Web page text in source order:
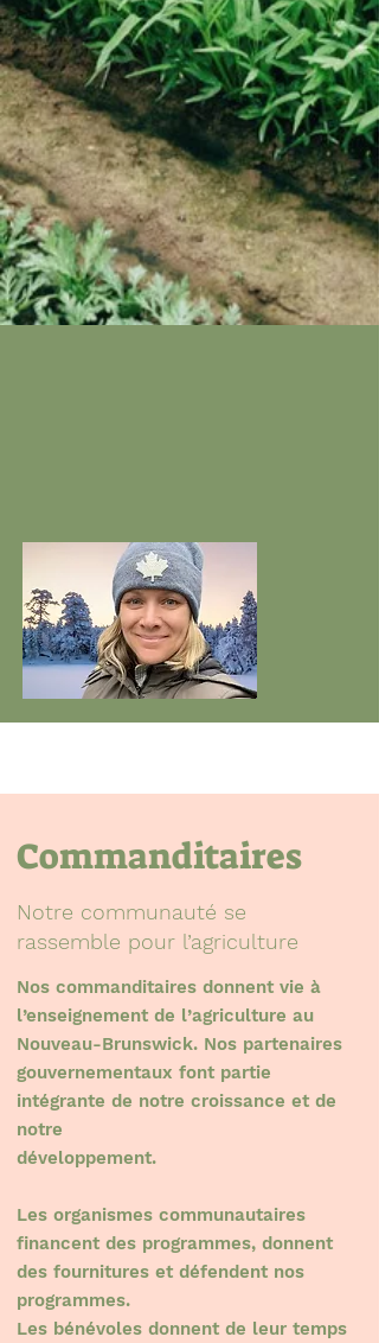
Commanditaires
Notre communauté se
rassemble pour l’agriculture
Nos commanditaires donnent vie à
l’enseignement de l’agriculture au
Nouveau-Brunswick. Nos partenaires
gouvernementaux font partie
intégrante de notre croissance et de
notre
développement.
Les organismes communautaires
financent des programmes, donnent
des fournitures et défendent nos
programmes.
Les bénévoles donnent de leur temps